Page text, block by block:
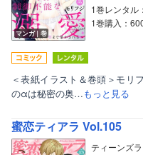
マンガ｜巻
1巻レンタル
1巻購入：
＜表紙イラスト＆巻頭＞モリ
のαは秘密の奥…もっと見る
蜜恋ティアラ Vol.105
ティーンズ